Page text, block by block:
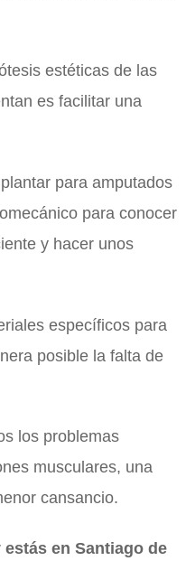
estéticas de las
es facilitar una
para amputados
para conocer
y hacer unos
específicos para
posible la falta de
los problemas
musculares, una
cansancio.
estás en Santiago de